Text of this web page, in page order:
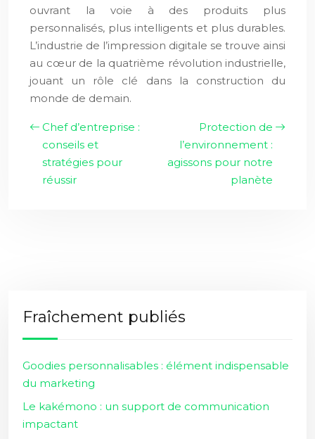
ouvrant la voie à des produits plus
personnalisés, plus intelligents et plus durables.
L’industrie de l’impression digitale se trouve ainsi
au cœur de la quatrième révolution industrielle,
jouant un rôle clé dans la construction du
monde de demain.
Chef d’entreprise :
conseils et
stratégies pour
réussir
Protection de
l’environnement :
agissons pour notre
planète
Fraîchement publiés
Goodies personnalisables : élément indispensable
du marketing
Le kakémono : un support de communication
impactant